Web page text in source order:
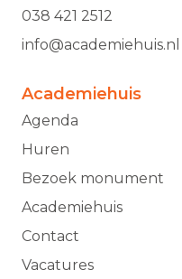
038 421 2512
info@academiehuis.nl
Academiehuis
Agenda
Huren
Bezoek monument
Academiehuis
Contact
Vacatures